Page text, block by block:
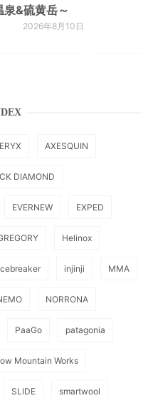
&硫黄岳～
2026年8月10日
AXESQUIN
DIAMOND
EVERNEW EXPED
Helinox
injinji MMA
NORRONA
PaaGo patagonia
Mountain Works
SLIDE smartwool